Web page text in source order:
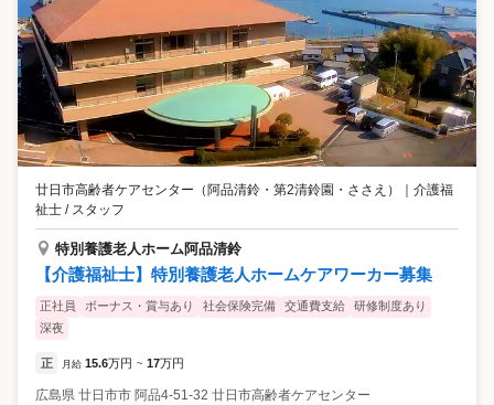
廿日市高齢者ケアセンター（阿品清鈴・第2清鈴園・ささえ） ｜ 介護福
祉士 / スタッフ
特別養護老人ホーム阿品清鈴
【介護福祉士】特別養護老人ホームケアワーカー募集
正社員 ボーナス・賞与あり 社会保険完備 交通費支給
研修制度あり
深夜
正 月給 15.6万円 ~ 17万円
広島県 廿日市市 阿品4-51-32 廿日市高齢者ケアセンター